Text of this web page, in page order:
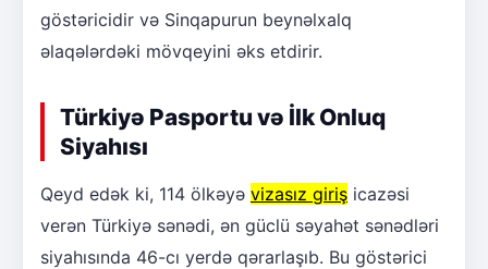
göstəricidir və Sinqapurun beynəlxalq
əlaqələrdəki mövqeyini əks etdirir.
Türkiyə Pasportu və İlk Onluq
Siyahısı
Qeyd edək ki, 114 ölkəyə vizasız giriş icazəsi
verən Türkiyə sənədi, ən güclü səyahət sənədləri
siyahısında 46-cı yerdə qərarlaşıb. Bu göstərici